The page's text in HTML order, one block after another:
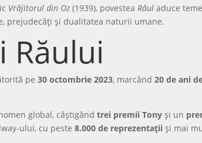
Vrăjitorul din Oz (1939), povesteaRăul aduce
prejudecăți și dualitatea naturii umane.
Răului
pe30 octombrie 2023, marcând20 de ani
global, câștigândtrei premii Tony și un
ului, cu peste8.000 de reprezentații și mai